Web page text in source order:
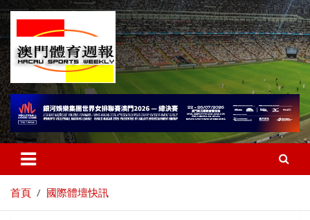
首頁 國際體壇快訊